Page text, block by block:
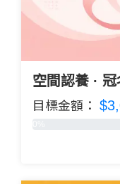
空間認養 ·
目標金額：